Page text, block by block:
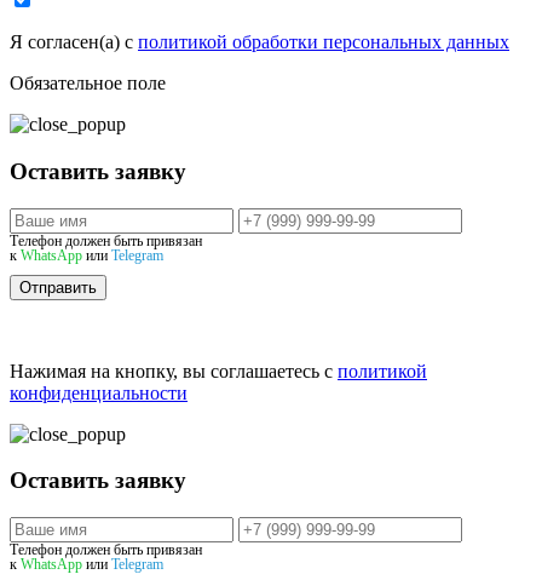
Я согласен(а) с политикой обработки персональных данных
Обязательное поле
Оставить заявку
Телефон должен быть привязан
к WhatsApp или Telegram
Отправить
Нажимая на кнопку, вы соглашаетесь с политикой
конфиденциальности
Оставить заявку
Телефон должен быть привязан
к WhatsApp или Telegram